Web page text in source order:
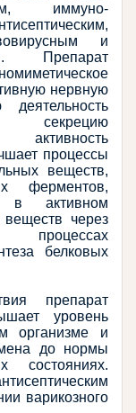
иммуно-
и
Препарат
нервную
секрецию
процессы
веществ,
ферментов,
в активном
через
белковых
препарат
уровень
организме и
до нормы
состояниях.
варикозного